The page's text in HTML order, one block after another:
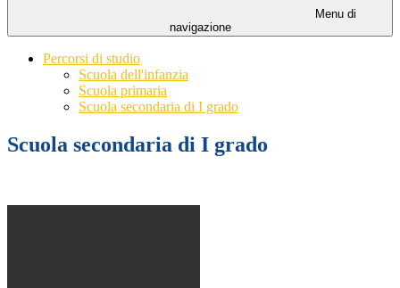
Menu di
navigazione
Percorsi di studio
Scuola dell'infanzia
Scuola primaria
Scuola secondaria di I grado
Scuola secondaria di I grado